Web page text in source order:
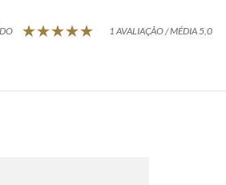
1 AVALIAÇÃO / MÉDIA 5,0